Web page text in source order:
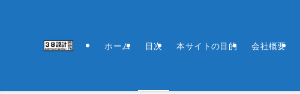
ホーム 目次 本サイトの目的 会社概要